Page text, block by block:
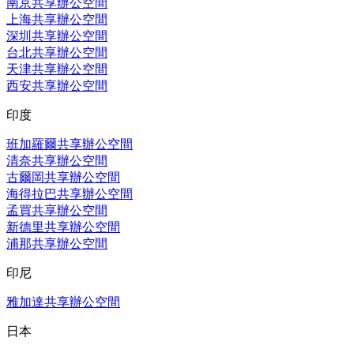
南京共享辦公空間
上海共享辦公空間
深圳共享辦公空間
台北共享辦公空間
天津共享辦公空間
西安共享辦公空間
印度
班加羅爾共享辦公空間
清奈共享辦公空間
古爾岡共享辦公空間
海得拉巴共享辦公空間
孟買共享辦公空間
新德里共享辦公空間
浦那共享辦公空間
印尼
雅加達共享辦公空間
日本